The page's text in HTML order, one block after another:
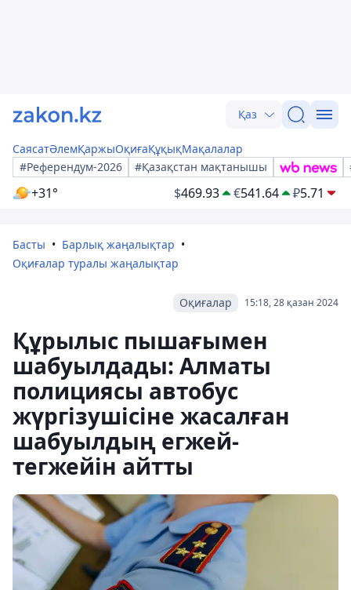
Қаз
СаясатӘлемҚаржыОқиғаҚұқықМақалалар
#Референдум-2026
#Қазақстан мақтанышы
+31° $469.93 €541.64 ₽5.71
Басты
Барлық жаңалықтар
Оқиғалар туралы жаңалықтар
15:18, 28 қазан 2024
Оқиғалар
Құрылыс пышағымен
шабуылдады: Алматы
полициясы автобус
жүргізушісіне жасалған
шабуылдың егжей-
тегжейін айтты